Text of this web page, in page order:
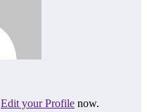
Edit your Profile now.